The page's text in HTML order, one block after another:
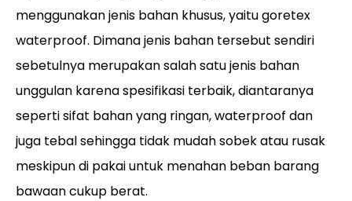
menggunakan jenis bahan khusus, yaitu goretex
waterproof. Dimana jenis bahan tersebut sendiri
sebetulnya merupakan salah satu jenis bahan
unggulan karena spesifikasi terbaik, diantaranya
seperti sifat bahan yang ringan, waterproof dan
juga tebal sehingga tidak mudah sobek atau rusak
meskipun di pakai untuk menahan beban barang
bawaan cukup berat.